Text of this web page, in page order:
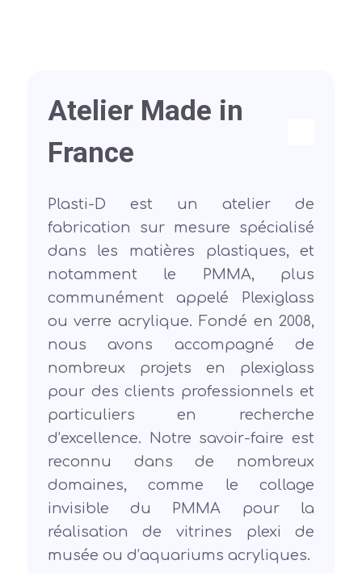
Atelier Made in
France
Plasti-D est un atelier de
fabrication sur mesure spécialisé
dans les matières plastiques, et
notamment le PMMA, plus
communément appelé Plexiglass
ou verre acrylique. Fondé en 2008,
nous avons accompagné de
nombreux projets en plexiglass
pour des clients professionnels et
particuliers en recherche
d’excellence. Notre savoir-faire est
reconnu dans de nombreux
domaines, comme le collage
invisible du PMMA pour la
réalisation de vitrines plexi de
musée ou d’aquariums acryliques.